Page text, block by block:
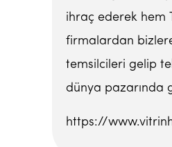
ihraç ederek hem
firmalardan
temsilcileri gelip
dünya pazarında
https://